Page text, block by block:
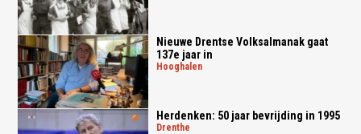
Nieuwe Drentse Volksalmanak gaat
137e jaar in
hooghalen
Herdenken: 50 jaar bevrijding in 1995
drenthe